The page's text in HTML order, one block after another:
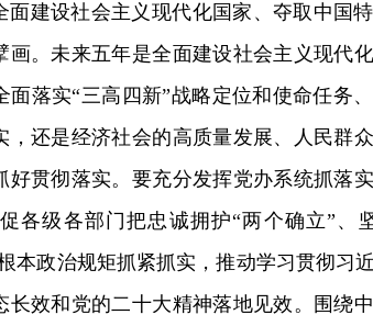
面建设社会主义现代化国家、夺取中国
画。未来五年是全面建设社会主义现代
面落实“三高四新”战略定位和使命任务
，还是经济社会的高质量发展、人民群
贯彻落实。要充分发挥党办系统抓落
各级各部门把忠诚拥护“两个确立”、
本政治规矩抓紧抓实，推动学习贯彻习
长效和党的二十大精神落地见效。围绕